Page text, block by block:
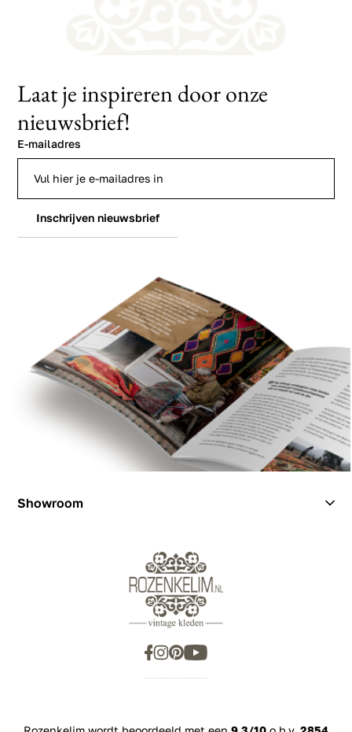
Showroom
Laat je inspireren door onze
nieuwsbrief!
E-mailadres
Inschrijven nieuwsbrief